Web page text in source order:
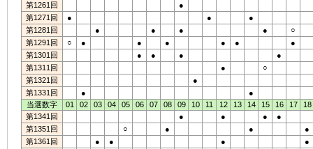
第1261回
●
第1271回
● ●
●
第1281回
● ● ● ●
○
第1291回
○ ● ● ● ● ●
●
第1301回
● ● ●
●
第1311回
●
○
第1321回
●
第1331回
●
●
当選数字
01 02 03 04 05 06 07 08 09 10 11 12 13 14 15 16 17
18
第1341回
● ● ●
●
第1351回
○ ● ●
●
第1361回
● ● ●
●